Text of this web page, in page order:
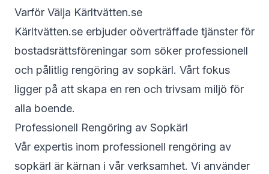
Varför Välja Kärltvätten.se
Kärltvätten.se erbjuder oöverträffade tjänster för
bostadsrättsföreningar som söker professionell
och pålitlig rengöring av sopkärl. Vårt fokus
ligger på att skapa en ren och trivsam miljö för
alla boende.
Professionell Rengöring av Sopkärl
Vår expertis inom professionell rengöring av
sopkärl är kärnan i vår verksamhet. Vi använder